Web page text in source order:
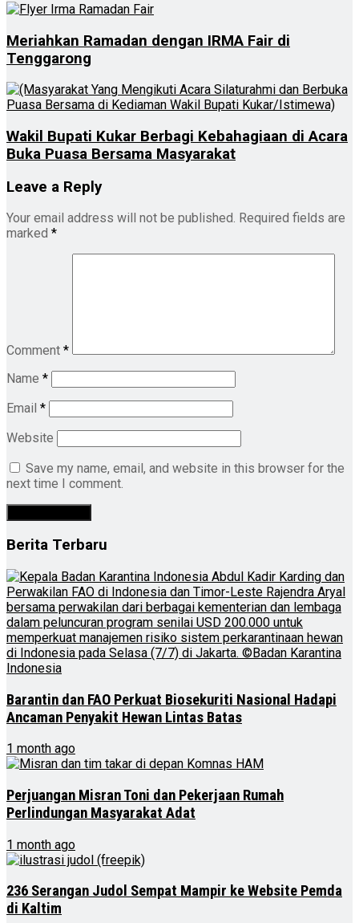
Meriahkan Ramadan dengan IRMA Fair di
Tenggarong
Wakil Bupati Kukar Berbagi Kebahagiaan di Acara
Buka Puasa Bersama Masyarakat
Leave a Reply
Your email address will not be published. Required fields are
marked *
Comment *
Name *
Email *
Website
Save my name, email, and website in this browser for the
next time I comment.
Berita Terbaru
Barantin dan FAO Perkuat Biosekuriti Nasional Hadapi
Ancaman Penyakit Hewan Lintas Batas
1 month ago
Perjuangan Misran Toni dan Pekerjaan Rumah
Perlindungan Masyarakat Adat
1 month ago
236 Serangan Judol Sempat Mampir ke Website Pemda
di Kaltim